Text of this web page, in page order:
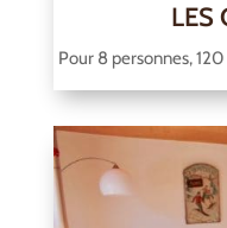
LES
Pour 8 personnes,